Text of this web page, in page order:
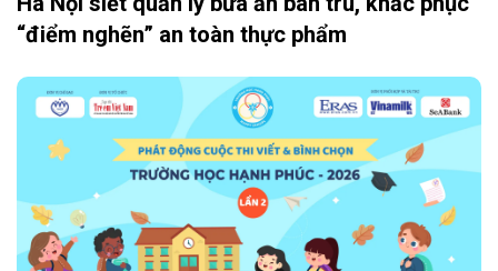
“điểm nghẽn” an toàn thực phẩm